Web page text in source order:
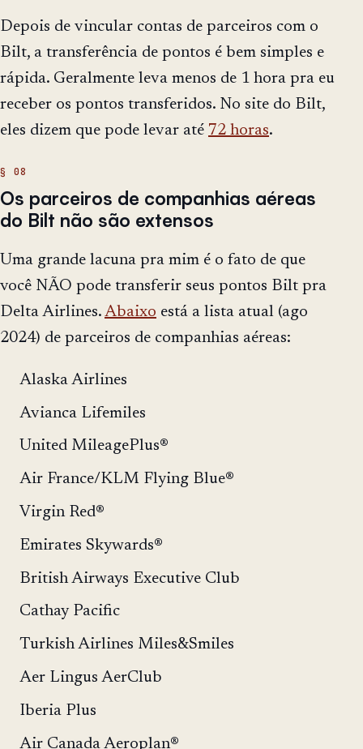
Depois de vincular contas de parceiros com o
Bilt, a transferência de pontos é bem simples e
rápida. Geralmente leva menos de 1 hora pra eu
receber os pontos transferidos. No site do Bilt,
eles dizem que pode levar até 72 horas.
Os parceiros de companhias aéreas
do Bilt não são extensos
Uma grande lacuna pra mim é o fato de que
você NÃO pode transferir seus pontos Bilt pra
Delta Airlines. Abaixo está a lista atual (ago
2024) de parceiros de companhias aéreas:
Alaska Airlines
Avianca Lifemiles
United MileagePlus®
Air France/KLM Flying Blue®
Virgin Red®
Emirates Skywards®
British Airways Executive Club
Cathay Pacific
Turkish Airlines Miles&Smiles
Aer Lingus AerClub
Iberia Plus
Air Canada Aeroplan®